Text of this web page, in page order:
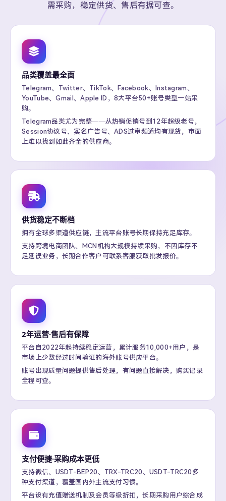
需采购，稳定供货、售后有据可查。
品类覆盖最全面
Telegram、Twitter、TikTok、Facebook、Instagram、
YouTube、Gmail、Apple ID，8大平台50+账号类型一站采
购。
Telegram品类尤为完整——从热销促销号到12年超级老号，
Session协议号、实名广告号、ADS过审频道均有现货，市面
上难以找到如此齐全的供应商。
供货稳定不断档
拥有全球多渠道供应链，主流平台账号长期保持充足库存。
支持跨境电商团队、MCN机构大规模持续采购，不因库存不
足延误业务，长期合作客户可联系客服获取批发报价。
2年运营·售后有保障
平台自2022年起持续稳定运营，累计服务10,000+用户，是
市场上少数经过时间验证的海外账号供应平台。
账号出现质量问题提供售后处理，有问题直接解决，购买记录
全程可查。
支付便捷·采购成本更低
支持微信、USDT-BEP20、TRX-TRC20、USDT-TRC20多
种支付渠道，覆盖国内外主流支付习惯。
平台设有充值赠送机制及会员等级折扣，长期采购用户综合成